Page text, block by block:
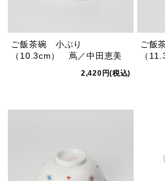
ご飯茶碗 小ぶり
（10.3cm） 蔦／中田恵美
2,420円(税込)
ご飯
（